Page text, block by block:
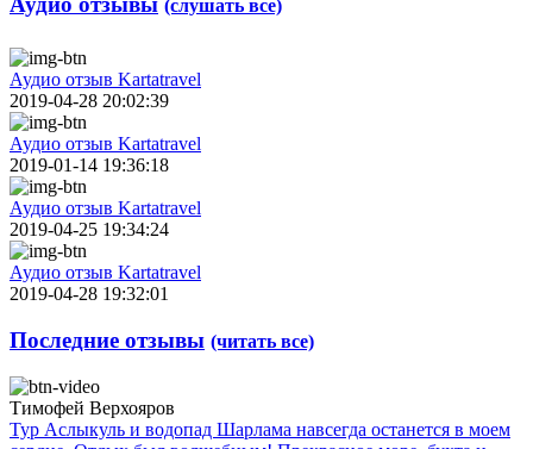
(слушать все)
Аудио отзыв Kartatravel
2019-04-28 20:02:39
Аудио отзыв Kartatravel
2019-01-14 19:36:18
Аудио отзыв Kartatravel
2019-04-25 19:34:24
Аудио отзыв Kartatravel
2019-04-28 19:32:01
Последние отзывы (читать все)
Тимофей Верхояров
Тур Аслыкуль и водопад Шарлама навсегда останется в моем